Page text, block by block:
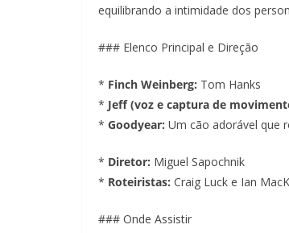
equilibrando a intimidade dos
### Elenco Principal e Direção
* Finch Weinberg: Tom Hanks
* Jeff (voz e captura de
* Goodyear: Um cão adorável que
* Diretor: Miguel Sapochnik
* Roteiristas: Craig Luck e Ian
### Onde Assistir